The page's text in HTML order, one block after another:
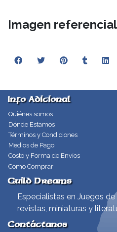
Imagen
Info Adicional
Quiénes somos
Dónde Estamos
Términos y Condiciones
Medios de Pago
Costo y Forma de Envíos
Como Comprar
Guild Dreams
Especialistas en Juegos
revistas, miniaturas y
Contáctanos